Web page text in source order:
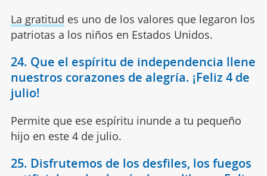
La gratitud es uno de los valores que legaron los
patriotas a los niños en Estados Unidos.
24. Que el espíritu de independencia llene
nuestros corazones de alegría. ¡Feliz 4 de
julio!
Permite que ese espíritu inunde a tu pequeño
hijo en este 4 de julio.
25. Disfrutemos de los desfiles, los fuegos